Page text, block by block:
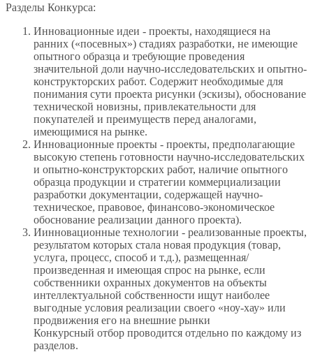
Разделы Конкурса:
Инновационные идеи - проекты, находящиеся на
ранних («посевных») стадиях разработки, не имеющие
опытного образца и требующие проведения
значительной доли научно-исследовательских и опытно-
конструкторских работ. Содержит необходимые для
понимания сути проекта рисунки (эскизы), обоснование
технической новизны, привлекательности для
покупателей и преимуществ перед аналогами,
имеющимися на рынке.
Инновационные проекты - проекты, предполагающие
высокую степень готовности научно-исследовательских
и опытно-конструкторских работ, наличие опытного
образца продукции и стратегии коммерциализации
разработки документации, содержащей научно-
техническое, правовое, финансово-экономическое
обоснование реализации данного проекта).
Иинновационные технологии - реализованные проекты,
результатом которых стала новая продукция (товар,
услуга, процесс, способ и т.д.), размещенная/
произведенная и имеющая спрос на рынке, если
собственники охранных документов на объекты
интеллектуальной собственности ищут наиболее
выгодные условия реализации своего «ноу-хау» или
продвижения его на внешние рынки
Конкурсный отбор проводится отдельно по каждому из
разделов.